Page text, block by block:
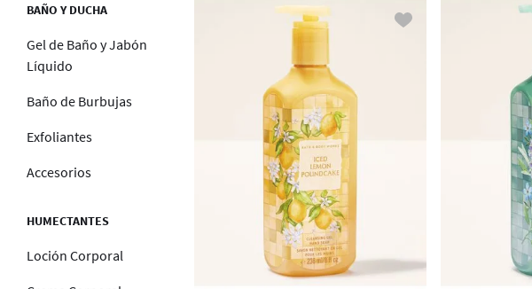
BAÑO Y DUCHA
Gel de Baño y Jabón
Líquido
Baño de Burbujas
Exfoliantes
Accesorios
HUMECTANTES
Loción Corporal